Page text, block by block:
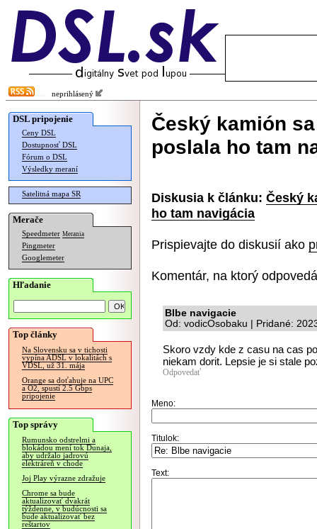
neprihlásený
DSL pripojenie
Ceny DSL
Dostupnosť DSL
Fórum o DSL
Výsledky meraní
Satelitná mapa SR
Merače
Speedmeter Merania
Pingmeter
Googlemeter
Hľadanie
Top články
Na Slovensku sa v tichosti
vypína ADSL v lokalitách s
VDSL, už 31. mája
Orange sa doťahuje na UPC
a O2, spustí 2.5 Gbps
pripojenie
Top správy
Rumunsko odstrelmi a
blokádou mení tok Dunaja,
aby udržalo jadrovú
elektráreň v chode
Joj Play výrazne zdražuje
Chrome sa bude
aktualizovať dvakrát
týždenne, v budúcnosti sa
bude aktualizovať bez
reštartov
Český kamión
poslala ho tam
Diskusia k článku: Český
ho tam navigácia
Prispievajte do diskusií ako
Komentár, na ktorý
Blbe navigacie
Od: vodicOsobaku | Pridané:
Skoro vzdy kde z casu na cas
niekam dorit. Lepsie je si stale
Odpovedať
Meno:
Titulok:
Text: